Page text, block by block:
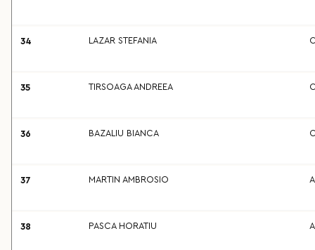
34 LAZAR STEFANIA
35 TIRSOAGA ANDREEA
36 BAZALIU BIANCA
37 MARTIN AMBROSIO
38 PASCA HORATIU